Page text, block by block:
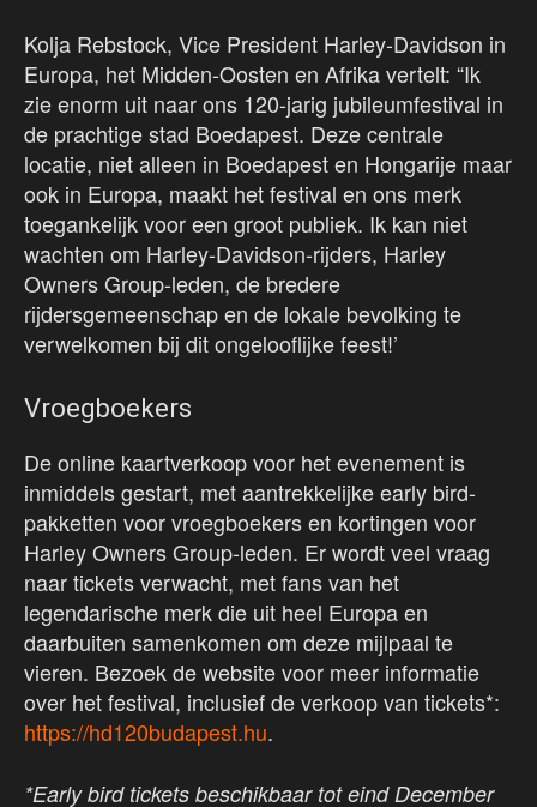
Kolja Rebstock, Vice President Harley-Davidson in
Europa, het Midden-Oosten en Afrika vertelt: “Ik
zie enorm uit naar ons 120-jarig jubileumfestival in
de prachtige stad Boedapest. Deze centrale
locatie, niet alleen in Boedapest en Hongarije maar
ook in Europa, maakt het festival en ons merk
toegankelijk voor een groot publiek. Ik kan niet
wachten om Harley-Davidson-rijders, Harley
Owners Group-leden, de bredere
rijdersgemeenschap en de lokale bevolking te
verwelkomen bij dit ongelooflijke feest!’
Vroegboekers
De online kaartverkoop voor het evenement is
inmiddels gestart, met aantrekkelijke early bird-
pakketten voor vroegboekers en kortingen voor
Harley Owners Group-leden. Er wordt veel vraag
naar tickets verwacht, met fans van het
legendarische merk die uit heel Europa en
daarbuiten samenkomen om deze mijlpaal te
vieren. Bezoek de website voor meer informatie
over het festival, inclusief de verkoop van tickets*:
https://hd120budapest.hu.
*Early bird tickets beschikbaar tot eind December